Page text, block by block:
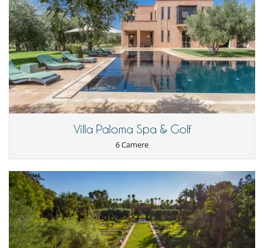
Villa Paloma Spa & Golf
6 Camere